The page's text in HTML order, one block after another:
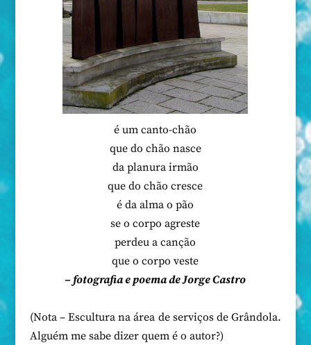
é um canto-chão
que do chão nasce
da planura irmão
que do chão cresce
é da alma o pão
se o corpo agreste
perdeu a canção
que o corpo veste
– fotografia e poema de Jorge Castro
(Nota – Escultura na área de serviços de Grândola.
Alguém me sabe dizer quem é o autor?)